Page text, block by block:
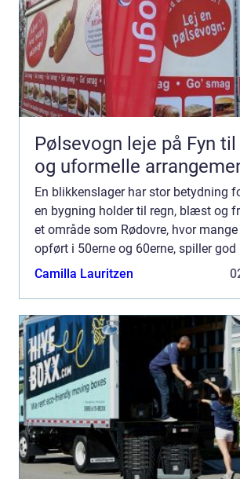
Pølsevogn leje på Fyn
og uformelle
En blikkenslager har stor betydning
en bygning holder til regn, blæst og
et område som Rødovre, hvor mange
opført i 50erne og 60erne, spiller
tagrender og tagarbejde en vigtig
Camilla Lauritzen